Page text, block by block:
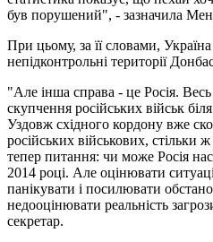
був порушений", - зазначила
При цьому, за її словами,
непідконтрольні території
"Але інша справа - це Росія. Весь
скупчення російських військ
Уздовж східного кордону вже
російських військових,
тепер питання: чи може Росія
2014 році. Але оцінювати
панікувати і посилювати
недооцінювати реальність
секретар.